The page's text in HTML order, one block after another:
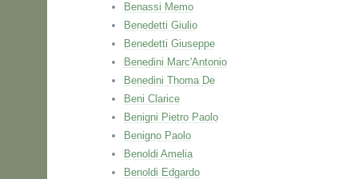
Benassi Memo
Benedetti Giulio
Benedetti Giuseppe
Benedini Marc'Antonio
Benedini Thoma De
Beni Clarice
Benigni Pietro Paolo
Benigno Paolo
Benoldi Amelia
Benoldi Edgardo